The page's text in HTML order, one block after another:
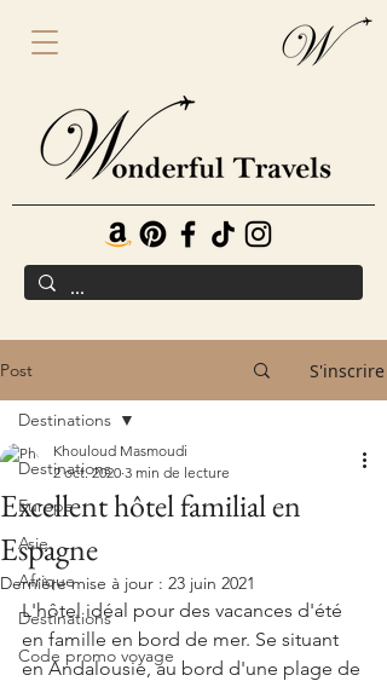
Post S'inscrire
Destinations
Europe
Asie
Afrique
Destinations
Code promo voyage
Destinations
Excellent hôtel familial en
Espagne
Khouloud Masmoudi
2 oct. 2020 3 min de lecture
Dernière mise à jour : 23 juin 2021
L'hôtel idéal pour des vacances d'été
en famille en bord de mer. Se situant
en Andalousie, au bord d'une plage de